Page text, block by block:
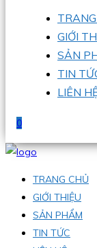
GIỚI
SẢN
TIN
LIÊN
0
TRANG CHỦ
GIỚI THIỆU
SẢN PHẨM
TIN TỨC